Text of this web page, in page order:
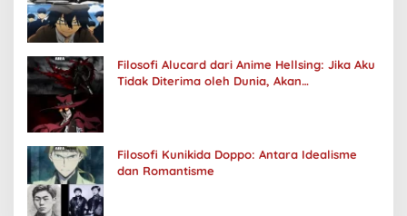
Filosofi Alucard dari Anime Hellsing: Jika Aku
Tidak Diterima oleh Dunia, Akan
Filosofi Kunikida Doppo: Antara Idealisme
dan Romantisme